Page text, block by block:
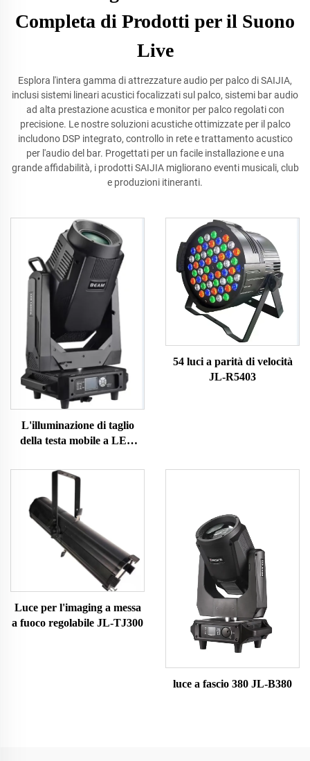
Completa di Prodotti per il Suono
Live
Esplora l'intera gamma di attrezzature audio per palco di SAIJIA,
inclusi sistemi lineari acustici focalizzati sul palco, sistemi bar audio
ad alta prestazione acustica e monitor per palco regolati con
precisione. Le nostre soluzioni acustiche ottimizzate per il palco
includono DSP integrato, controllo in rete e trattamento acustico
per l'audio del bar. Progettati per un facile installazione e una
grande affidabilità, i prodotti SAIJIA migliorano eventi musicali, club
e produzioni itineranti.
L'illuminazione di taglio
della testa mobile a LED
54 luci a parità di velocità
JL-R5403
Luce per l'imaging a messa
a fuoco regolabile JL-TJ300
luce a fascio 380 JL-B380